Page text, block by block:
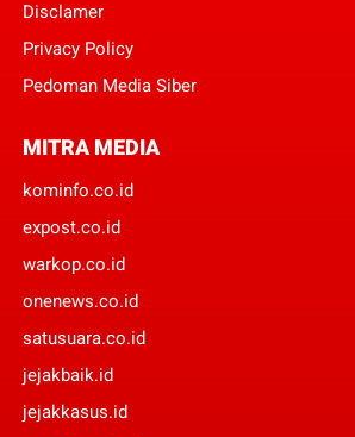
Disclamer
Privacy Policy
Pedoman Media Siber
MITRA MEDIA
kominfo.co.id
expost.co.id
warkop.co.id
onenews.co.id
satusuara.co.id
jejakbaik.id
jejakkasus.id